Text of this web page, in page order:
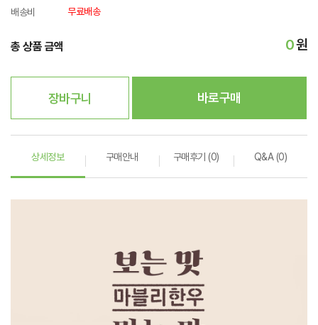
배송비 무료배송
총 상품 금액 0원
장바구니 바로구매
상세정보 구매안내 구매후기 (0) Q&A (0)